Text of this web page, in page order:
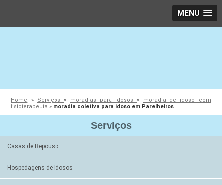
MENU
Home » Serviços» moradias para idosos» moradia de idoso com
fisioterapeuta» moradia coletiva para idoso em Parelheiros
Serviços
Casas de Repouso
Hospedagens de Idosos